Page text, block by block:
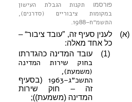
פורסמו תקנות הגבלת העישון
במקומות ציבוריים (סדרנים),
התשמ״ח–1988
.
(א)
לענין סעיף זה, ”עובד ציבור“ –
כל אחד מאלה:
(1)
עובד המדינה כהגדרתו
בחוק שירות המדינה
(משמעת),
התשכ״ג–1963
(בסעיף
זה – חוק שירות
המדינה (משמעת));